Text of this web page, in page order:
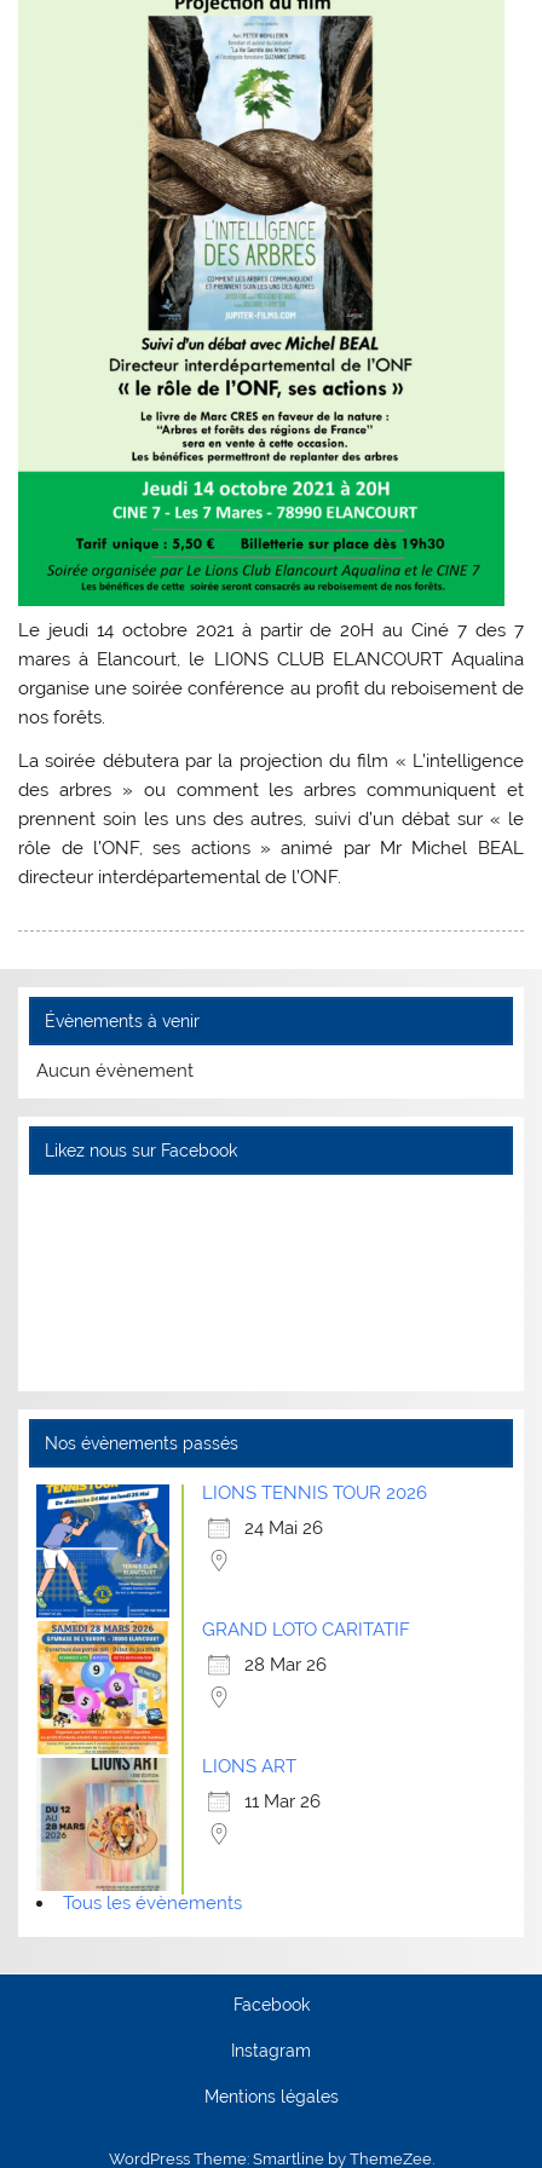
Le jeudi 14 octobre 2021 à partir de 20H au Ciné 7 des 7
mares à Elancourt, le LIONS CLUB ELANCOURT Aqualina
organise une soirée conférence au profit du reboisement de
nos forêts.
La soirée débutera par la projection du film « L’intelligence
des arbres » ou comment les arbres communiquent et
prennent soin les uns des autres, suivi d’un débat sur « le
rôle de l’ONF, ses actions » animé par Mr Michel BEAL
directeur interdépartemental de l’ONF.
Évènements à venir
Aucun évènement
Likez nous sur Facebook
Nos évènements passés
LIONS TENNIS TOUR 2026
24 Mai 26
GRAND LOTO CARITATIF
28 Mar 26
LIONS ART
11 Mar 26
Tous les évènements
Facebook
Instagram
Mentions légales
WordPress Theme: Smartline by ThemeZee.